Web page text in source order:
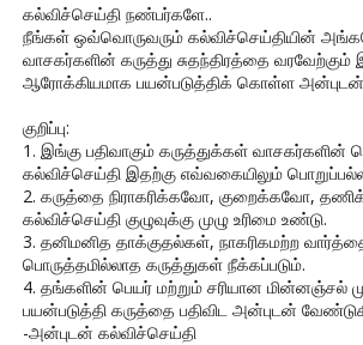
கல்விச்செய்தி நண்பர்களே..
நீங்கள் ஒவ்வொருவரும் கல்விச்செய்தியின்
வாசகர்களின் கருத்து சுதந்திரத்தை வரவேற்கும்
ஆரோக்கியமாக பயன்படுத்திக் கொள்ள
குறிப்பு:
1. இங்கு பதிவாகும் கருத்துக்கள் வாசகர்களின்
கல்விச்செய்தி இதற்கு எவ்வகையிலும்
2. கருத்தை நிராகரிக்கவோ, குறைக்கவோ,
கல்விச்செய்தி குழுவுக்கு முழு உரிமை உண்டு.
3. தனிமனித தாக்குதல்கள், நாகரிகமற்ற
பொருத்தமில்லாத கருத்துகள் நீக்கப்படும்.
4. தங்களின் பெயர் மற்றும் சரியான மின்னஞ்சல்
பயன்படுத்தி கருத்தை பதிவிட அன்புடன்
-அன்புடன் கல்விச்செய்தி